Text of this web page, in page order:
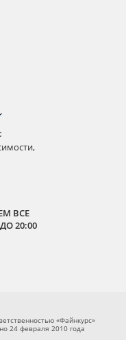
ВСЕ
20:00
«Файнкурс»
24 февраля 2010 года